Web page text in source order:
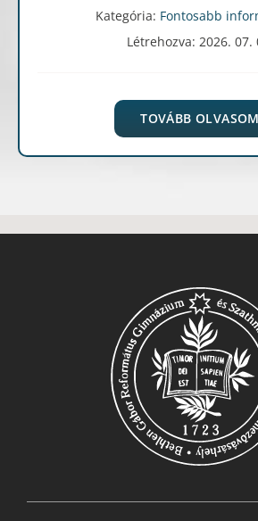
Kategória: Fontosabb
Létrehozva: 2026. 07.
TOVÁBB OLVASOM